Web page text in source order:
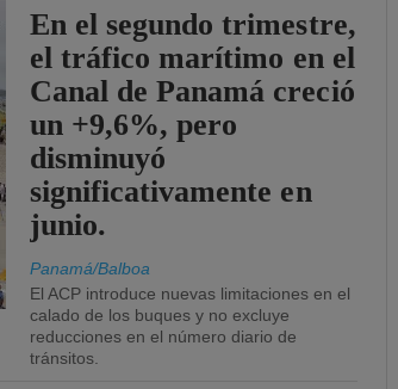
En el segundo trimestre,
el tráfico marítimo en el
Canal de Panamá creció
un +9,6%, pero
disminuyó
significativamente en
junio.
Panamá/Balboa
El ACP introduce nuevas limitaciones en el
calado de los buques y no excluye
reducciones en el número diario de
tránsitos.